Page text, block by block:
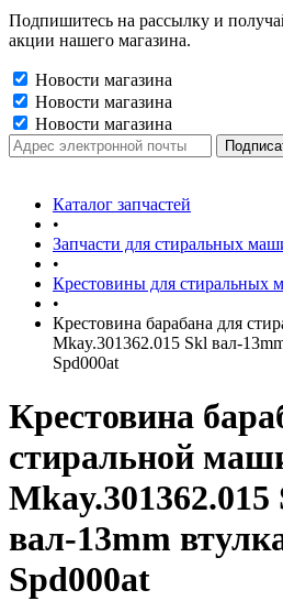
Подпишитесь на рассылку и
акции нашего магазина.
Новости магазина
Новости магазина
Новости магазина
Каталог запчастей
•
Запчасти для стиральных
•
Крестовины для стиральных
•
Крестовина барабана для
Mkay.301362.015 Skl вал-
Spd000at
Крестовина
стиральной
Mkay.301362.015
вал-13mm
Spd000at